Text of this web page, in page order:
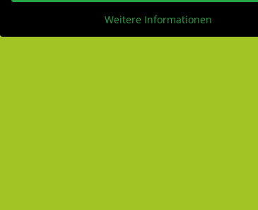
Weitere Informationen